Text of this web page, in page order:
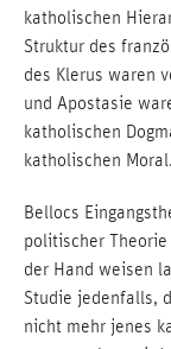
katholischen
Struktur des
des Klerus waren
und Apostasie
katholischen
katholischen Moral.
Bellocs
politischer
der Hand weisen
Studie jedenfalls,
nicht mehr jenes